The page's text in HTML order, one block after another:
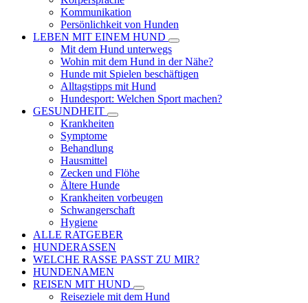
Kommunikation
Persönlichkeit von Hunden
LEBEN MIT EINEM HUND
Mit dem Hund unterwegs
Wohin mit dem Hund in der Nähe?
Hunde mit Spielen beschäftigen
Alltagstipps mit Hund
Hundesport: Welchen Sport machen?
GESUNDHEIT
Krankheiten
Symptome
Behandlung
Hausmittel
Zecken und Flöhe
Ältere Hunde
Krankheiten vorbeugen
Schwangerschaft
Hygiene
ALLE RATGEBER
HUNDERASSEN
WELCHE RASSE PASST ZU MIR?
HUNDENAMEN
REISEN MIT HUND
Reiseziele mit dem Hund